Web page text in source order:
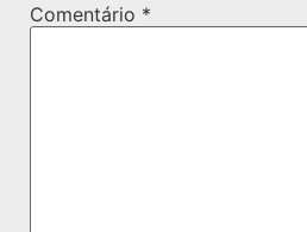
Comentário *